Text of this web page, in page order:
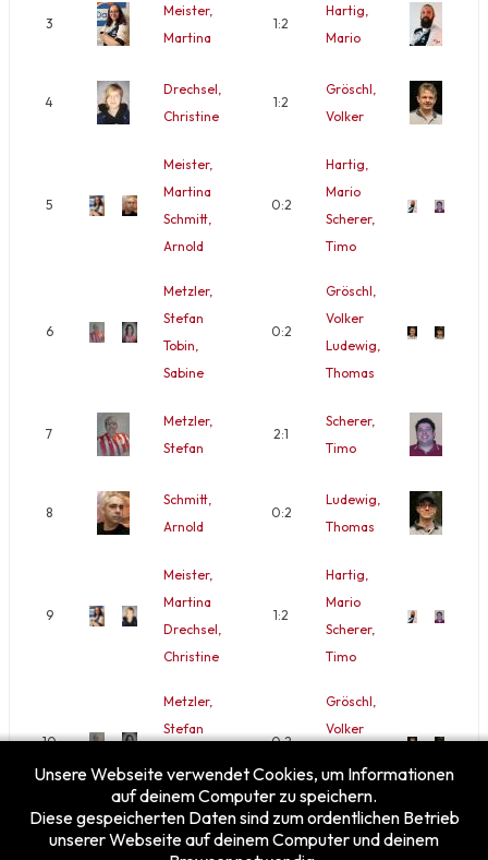
3
Meister,
Martina
1:2
Hartig,
Mario
4
Drechsel,
Christine
1:2
Gröschl,
Volker
5
Meister,
Martina
Schmitt,
Arnold
0:2
Hartig,
Mario
Scherer,
Timo
6
Metzler,
Stefan
Tobin,
Sabine
0:2
Gröschl,
Volker
Ludewig,
Thomas
7
Metzler,
Stefan
2:1
Scherer,
Timo
8
Schmitt,
Arnold
0:2
Ludewig,
Thomas
9
Meister,
Martina
Drechsel,
Christine
1:2
Hartig,
Mario
Scherer,
Timo
10
Metzler,
Stefan
Sabine
0:2
Gröschl,
Volker
Thomas
Unsere Webseite verwendet Cookies, um Informationen
auf deinem Computer zu speichern.
Diese gespeicherten Daten sind zum ordentlichen Betrieb
unserer Webseite auf deinem Computer und deinem